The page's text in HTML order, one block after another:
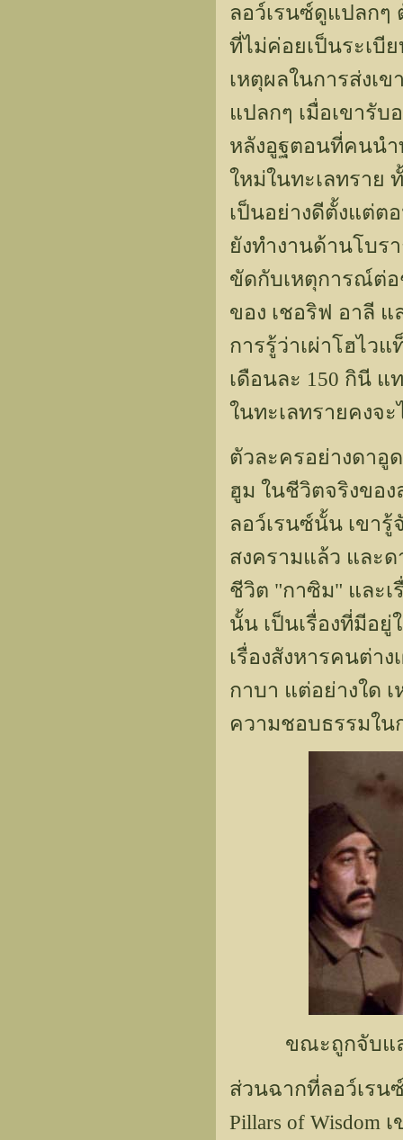
ลอว์เรนซ์ดูแปลกๆ
ที่ไม่ค่อยเป็นระเบี
เหตุผลในการส่งเ
แปลกๆ เมื่อเขารั
หลังอูฐตอนที่คนนำ
ใหม่ในทะเลทราย
เป็นอย่างดีตั้งแต่ต
ยังทำงานด้านโบ
ขัดกับเหตุการณ์ต่อ
ของ เชอริฟ อาลี
การรู้ว่าเผ่าโฮไว
เดือนละ 150 กินี
ในทะเลทรายคงจ
ตัวละครอย่างดาอู
ฮูม ในชีวิตจริงขอ
ลอว์เรนซ์นั้น เขา
สงครามแล้ว และด
ชีวิต "กาซิม" และเ
นั้น เป็นเรื่องที่มีอ
เรื่องสังหารคนต่า
กาบา แต่อย่างใด
ความชอบธรรมใน
ขณะถูกจับแ
ส่วนฉากที่ลอว์เรน
Pillars of Wisdom